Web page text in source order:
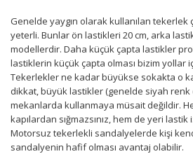
Genelde yaygın olarak kullanılan tekerlek
yeterli. Bunlar ön lastikleri 20 cm, arka
modellerdir. Daha küçük çapta lastikler
lastiklerin küçük çapta olması bizim yollar
Tekerlekler ne kadar büyükse sokakta o
dikkat, büyük lastikler (genelde siyah renk
mekanlarda kullanmaya müsait değildir.
kapılardan sığmazsınız, hem de yeri
Motorsuz tekerlekli sandalyelerde kişi
sandalyenin hafif olması avantaj olabilir.